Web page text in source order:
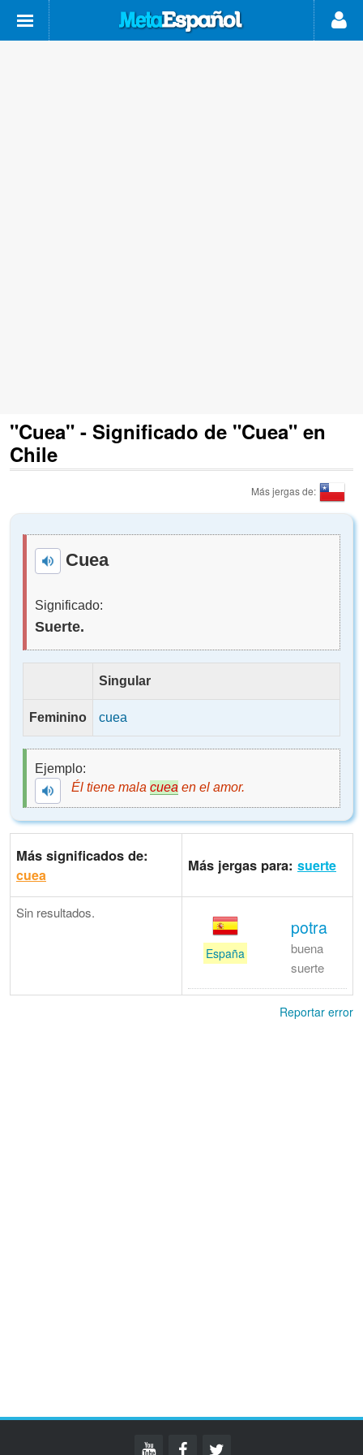
"Cuea" - Significado de "Cuea" en
Chile
Más jergas de:
Cuea
Significado:
Suerte.
Singular
Feminino cuea
Ejemplo:
Él tiene mala cuea en el amor.
Más significados de:
cuea
Más jergas para: suerte
Sin resultados.
España
potra
buena
suerte
Reportar error